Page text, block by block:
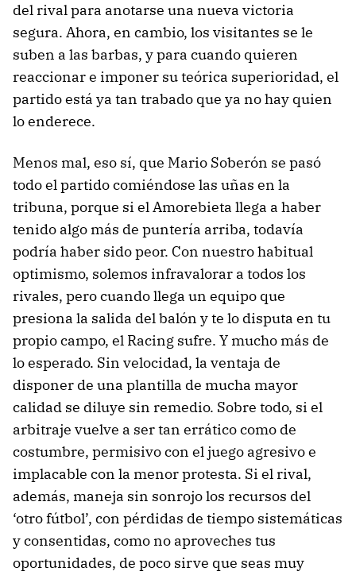
del rival para anotarse una nueva victoria
segura. Ahora, en cambio, los visitantes se le
suben a las barbas, y para cuando quieren
reaccionar e imponer su teórica superioridad, el
partido está ya tan trabado que ya no hay quien
lo enderece.
Menos mal, eso sí, que Mario Soberón se pasó
todo el partido comiéndose las uñas en la
tribuna, porque si el Amorebieta llega a haber
tenido algo más de puntería arriba, todavía
podría haber sido peor. Con nuestro habitual
optimismo, solemos infravalorar a todos los
rivales, pero cuando llega un equipo que
presiona la salida del balón y te lo disputa en tu
propio campo, el Racing sufre. Y mucho más de
lo esperado. Sin velocidad, la ventaja de
disponer de una plantilla de mucha mayor
calidad se diluye sin remedio. Sobre todo, si el
arbitraje vuelve a ser tan errático como de
costumbre, permisivo con el juego agresivo e
implacable con la menor protesta. Si el rival,
además, maneja sin sonrojo los recursos del
‘otro fútbol’, con pérdidas de tiempo sistemáticas
y consentidas, como no aproveches tus
oportunidades, de poco sirve que seas muy